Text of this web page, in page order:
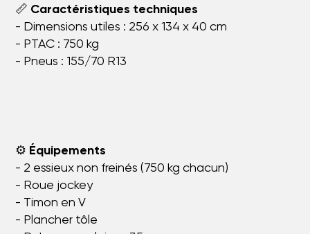
📏 Caractéristiques techniques
- Dimensions utiles : 256 x 134 x 40 cm
- PTAC : 750 kg
- Pneus : 155/70 R13
⚙️ Équipements
- 2 essieux non freinés (750 kg chacun)
- Roue jockey
- Timon en V
- Plancher tôle